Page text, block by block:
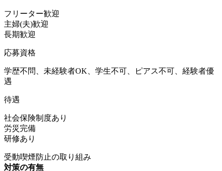
フリーター歓迎
主婦(夫)歓迎
長期歓迎
応募資格
学歴不問、未経験者OK、学生不可、ピアス不可、経験者優
遇
待遇
社会保険制度あり
労災完備
研修あり
受動喫煙防止の取り組み
対策の有無